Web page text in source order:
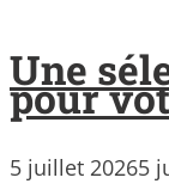
Une
pour
5 juillet 20265